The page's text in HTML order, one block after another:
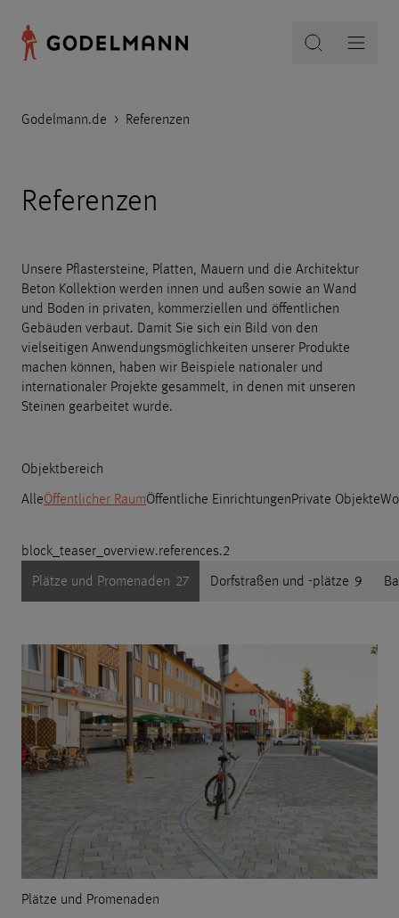
Godelmann.de > Referenzen
Referenzen
Unsere Pflastersteine, Platten, Mauern und die Architektur
Beton Kollektion werden innen und außen sowie an Wand
und Boden in privaten, kommerziellen und öffentlichen
Gebäuden verbaut. Damit Sie sich ein Bild von den
vielseitigen Anwendungsmöglichkeiten unserer Produkte
machen können, haben wir Beispiele nationaler und
internationaler Projekte gesammelt, in denen mit unseren
Steinen gearbeitet wurde.
Objektbereich
AlleÖffentlicher RaumÖffentliche EinrichtungenPrivate Objekte
block_teaser_overview.references.2
Plätze und Promenaden 27 Dorfstraßen und -plätze 9
Plätze und Promenaden